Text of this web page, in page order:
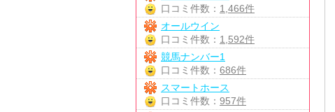
口コミ件数： 1,466件
オールウイン
口コミ件数： 1,592件
競馬ナンバー1
口コミ件数： 686件
スマートホース
口コミ件数： 957件